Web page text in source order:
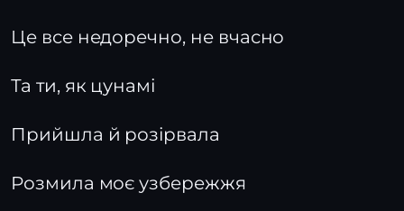
Це все недоречно, не вчасно
Та ти, як цунамі
Прийшла й розірвала
Розмила моє узбережжя